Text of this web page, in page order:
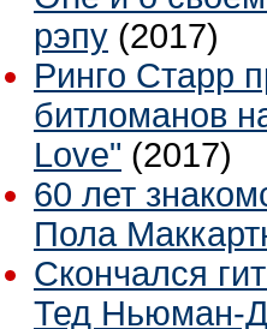
рэпу (2017)
Ринго Старр
битломанов
Love" (2017)
60 лет
Пола
Скончался
Тед Ньюман-